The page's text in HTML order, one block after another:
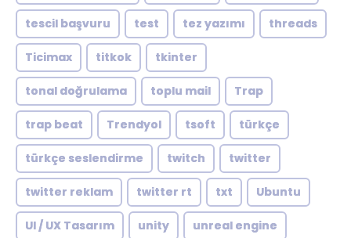
tescil başvuru test tez yazımı threads
Ticimax titkok tkinter
tonal doğrulama toplu mail Trap
trap beat Trendyol tsoft türkçe
türkçe seslendirme twitch twitter
twitter reklam twitter rt txt Ubuntu
UI / UX Tasarım unity unreal engine